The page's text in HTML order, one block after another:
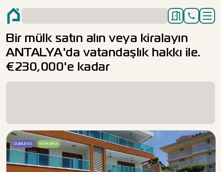
Bir mülk satın alın veya kiralayın
ANTALYA'da vatandaşlık hakkı ile.
€230,000'e kadar
DUBLEKS YENI BINA